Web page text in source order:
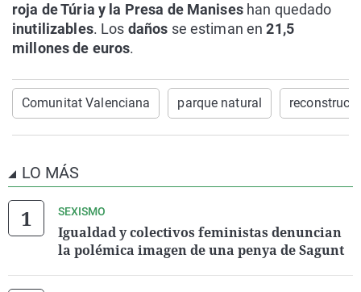
roja de Túria y la Presa de Maniseshan quedado
inutilizables. Los daños se estiman en21,5
millones de euros.
Comunitat Valenciana parque natural
LO MÁS
SEXISMO
Igualdad y colectivos feministas denuncian
la polémica imagen de una penya de Sagunt